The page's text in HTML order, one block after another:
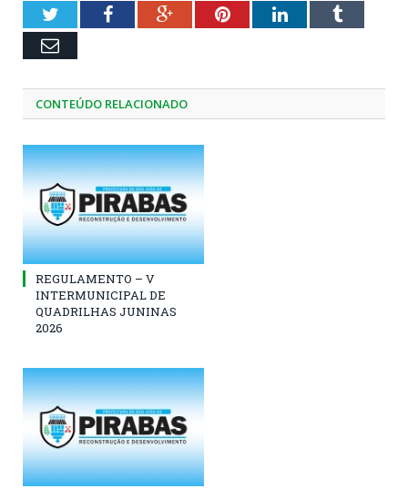
TwitterFacebookGoogle+PinterestLinkedInTumblr
Email
CONTEÚDO RELACIONADO
REGULAMENTO – V
INTERMUNICIPAL DE
QUADRILHAS JUNINAS
2026